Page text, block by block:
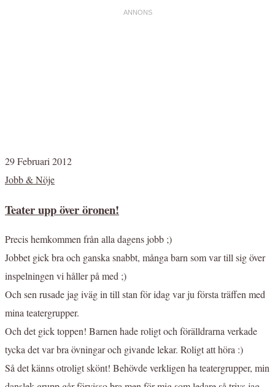
29 Februari 2012
Jobb & Nöje
Teater upp över öronen!
Precis hemkommen från alla dagens jobb ;)
Jobbet gick bra och ganska snabbt, många barn som var till sig över
inspelningen vi håller på med ;)
Och sen rusade jag iväg in till stan för idag var ju första träffen med
mina teatergrupper.
Och det gick toppen! Barnen hade roligt och förälldrarna verkade
tycka det var bra övningar och givande lekar. Roligt att höra :)
Så det känns otroligt skönt! Behövde verkligen ha teatergrupper, min